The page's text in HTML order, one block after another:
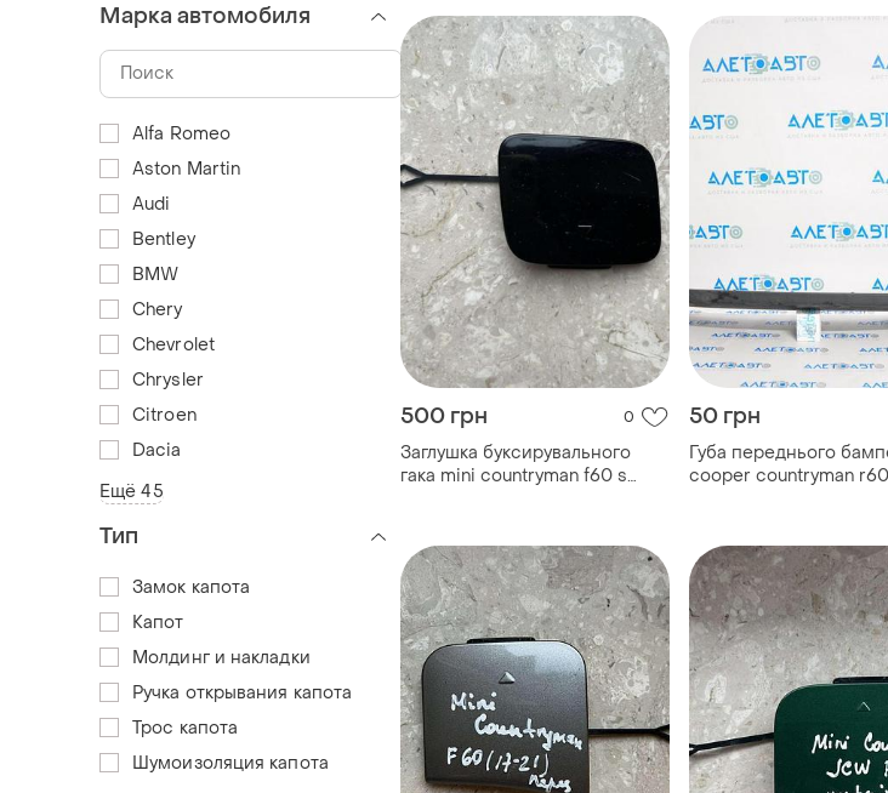
500 грн 0
Заглушка буксирувального
гака mini countryman f60 s
50 грн
Губа переднього
cooper countryman
Марка автомобиля
Alfa Romeo
Aston Martin
Audi
Bentley
BMW
Chery
Chevrolet
Chrysler
Citroen
Dacia
Ещё 45
Тип
Замок капота
Капот
Молдинг и накладки
Ручка открывания капота
Трос капота
Шумоизоляция капота